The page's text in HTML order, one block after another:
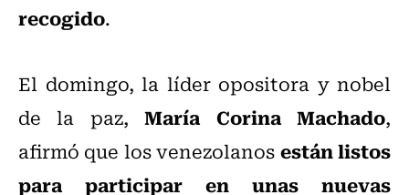
recogido.
El domingo, la líder opositora y nobel
de la paz,María Corina Machado,
afirmó que los venezolanosestán listos
para participar en unas nuevas